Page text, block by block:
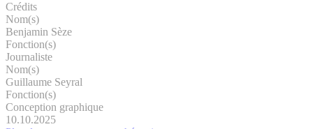
Crédits
Nom(s)
Benjamin Sèze
Fonction(s)
Journaliste
Nom(s)
Guillaume Seyral
Fonction(s)
Conception graphique
10.10.2025